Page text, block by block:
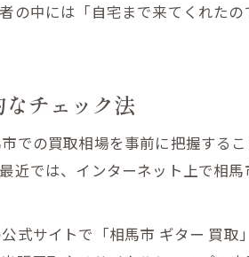
の中には「自宅まで来てくれた
チェック法
での買取相場を事前に把握する
近では、インターネット上で相
式サイトで「相馬市 ギター 買